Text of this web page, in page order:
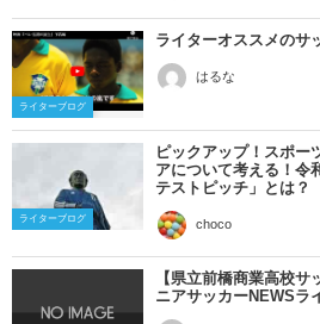
ライターブログ
ライターオススメのサ
はるな
ライターブログ
ピックアップ！スポ
アについて考える！令
テストピッチ」とは？
choco
【県立前橋商業高校
ニアサッカーNEWSラ